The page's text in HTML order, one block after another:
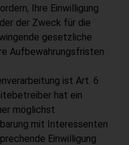
Ihre Einwilligung
der Zweck für die
gesetzliche
Aufbewahrungsfristen
ist Art. 6
hat ein
möglichst
mit Interessenten
Einwilligung